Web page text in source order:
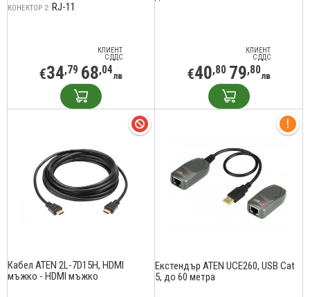
КОНЕКТОР 2: RJ-11
КЛИЕНТ
С ДДС
€34,79 68,04лв
КЛИЕНТ
С ДДС
€40,80 79,80лв
Кабел ATEN 2L-7D15H, HDMI
мъжко - HDMI мъжко
Екстендър ATEN UCE260, USB Cat
5, до 60 метра